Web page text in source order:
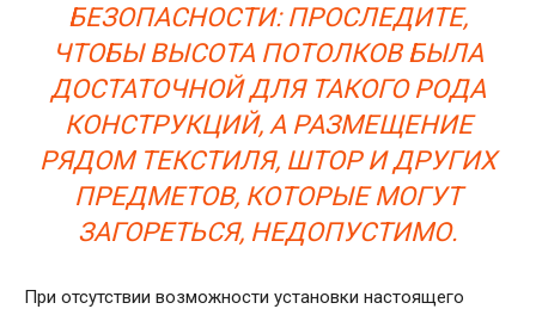
БЕЗОПАСНОСТИ: ПРОСЛЕДИТЕ,
ЧТОБЫ ВЫСОТА ПОТОЛКОВ БЫЛА
ДОСТАТОЧНОЙ ДЛЯ ТАКОГО РОДА
КОНСТРУКЦИЙ, А РАЗМЕЩЕНИЕ
РЯДОМ ТЕКСТИЛЯ, ШТОР И ДРУГИХ
ПРЕДМЕТОВ, КОТОРЫЕ МОГУТ
ЗАГОРЕТЬСЯ, НЕДОПУСТИМО.
При отсутствии возможности установки настоящего